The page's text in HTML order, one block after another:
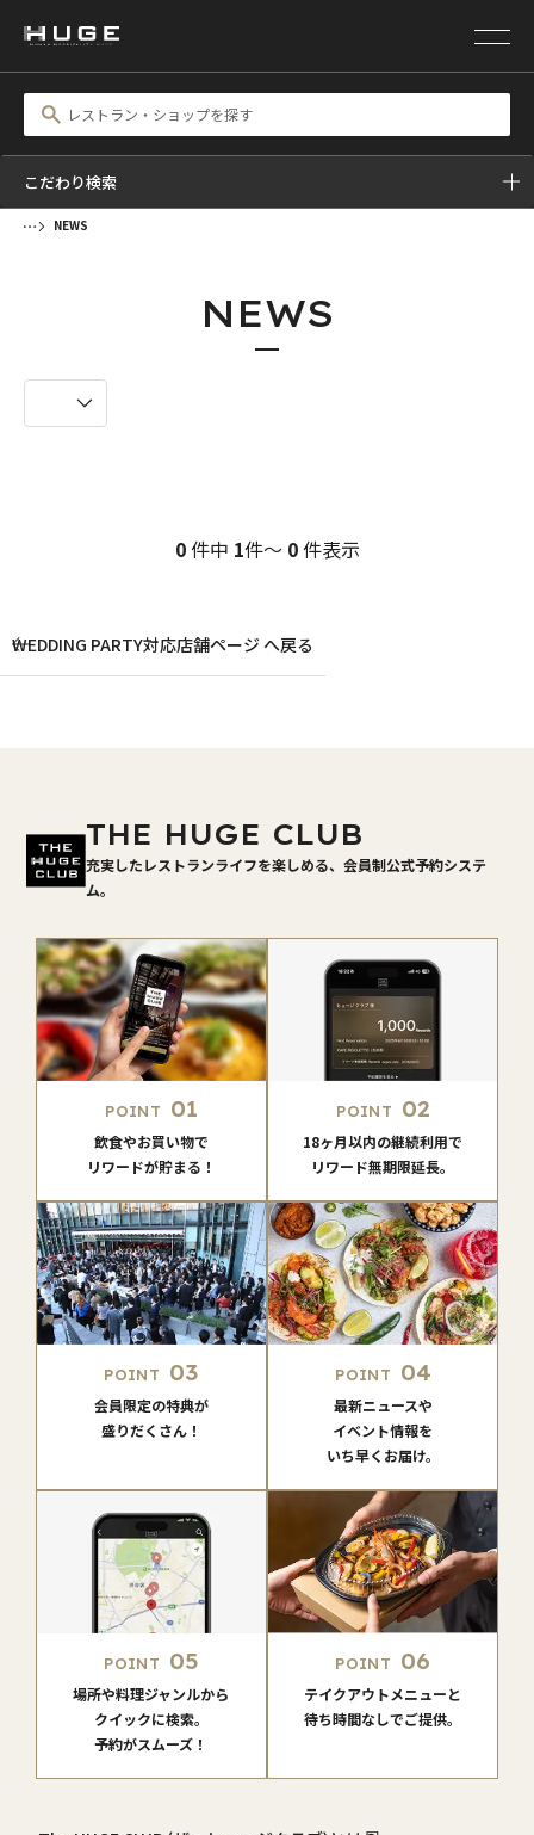
こだわり検索
NEWS
NEWS
0件中 1件～ 0件表示
WEDDING PARTY対応店舗ページ へ戻る
THE HUGE CLUB
充実したレストランライフを楽しめる、会員制公式予約システ
ム。
POINT 01
飲食やお買い物で
リワードが貯まる！
POINT 02
18ヶ月以内の継続利用で
リワード無期限延長。
POINT 03
会員限定の特典が
盛りだくさん！
POINT 04
最新ニュースや
イベント情報を
いち早くお届け。
POINT 05
場所や料理ジャンルから
クイックに検索。
予約がスムーズ！
POINT 06
テイクアウトメニューと
待ち時間なしでご提供。